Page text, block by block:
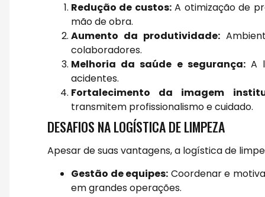
Redução de custos:A otimização de
mão de obra.
Aumento da produtividade:
colaboradores.
Melhoria da saúde e segurança:A
acidentes.
Fortalecimento da imagem
transmitem profissionalismo e cuidado.
DESAFIOS NA LOGÍSTICA DE LIMPEZA
Apesar de suas vantagens, a logística de
Gestão de equipes: Coordenar e
em grandes operações.